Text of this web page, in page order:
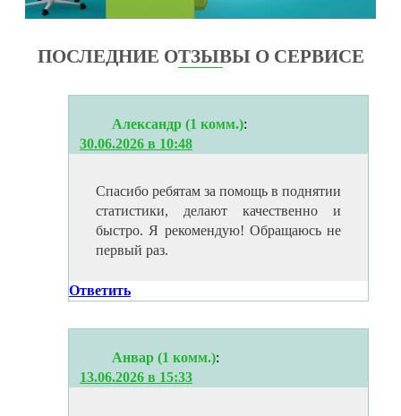
ПОСЛЕДНИЕ ОТЗЫВЫ О СЕРВИСЕ
Александр (1 комм.):
30.06.2026 в 10:48
Спасибо ребятам за помощь в поднятии
статистики, делают качественно и
быстро. Я рекомендую! Обращаюсь не
первый раз.
Ответить
Анвар (1 комм.):
13.06.2026 в 15:33